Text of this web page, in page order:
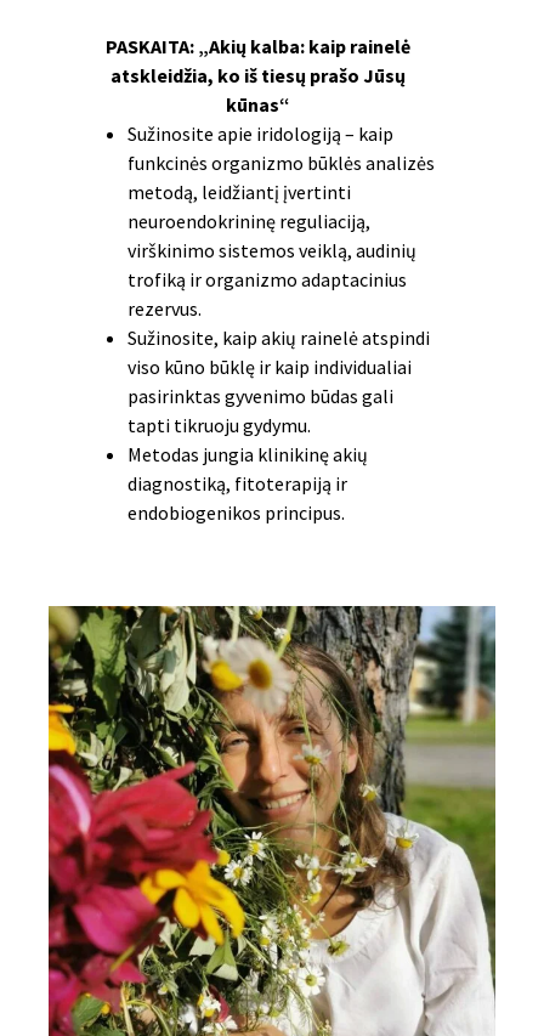
PASKAITA: „Akių kalba: kaip rainelė
atskleidžia, ko iš tiesų prašo Jūsų
kūnas“
Sužinosite apie iridologiją – kaip
funkcinės organizmo būklės analizės
metodą, leidžiantį įvertinti
neuroendokrininę reguliaciją,
virškinimo sistemos veiklą, audinių
trofiką ir organizmo adaptacinius
rezervus.
Sužinosite, kaip akių rainelė atspindi
viso kūno būklę ir kaip individualiai
pasirinktas gyvenimo būdas gali
tapti tikruoju gydymu.
Metodas jungia klinikinę akių
diagnostiką, fitoterapiją ir
endobiogenikos principus.